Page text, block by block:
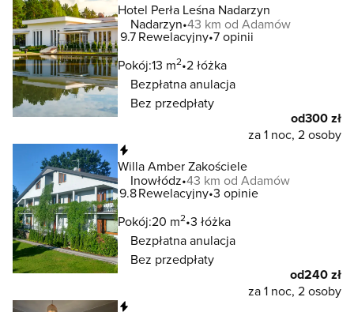
Hotel Perła Leśna Nadarzyn
Nadarzyn 43 km od Adamów
9.7Rewelacyjny 7 opinii
Pokój:13 m2 2 łóżka
Bezpłatna anulacja
Bez przedpłaty
od300 zł
za 1 noc, 2 osoby
Willa Amber Zakościele
Inowłódz 43 km od Adamów
9.8Rewelacyjny 3 opinie
Pokój:20 m2 3 łóżka
Bezpłatna anulacja
Bez przedpłaty
od240 zł
za 1 noc, 2 osoby